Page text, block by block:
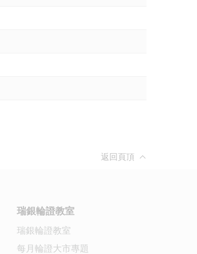
返回頁頂
瑞銀輪證教室
瑞銀輪證教室
每月輪證大市專題